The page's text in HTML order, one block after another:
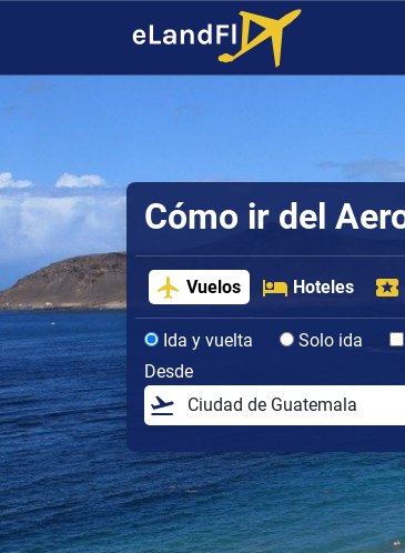
Cómo ir del
Vuelos Hoteles
Ida y vuelta Solo ida
Desde